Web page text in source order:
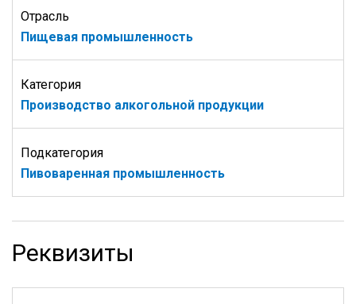
Отрасль
Пищевая промышленность
Категория
Производство алкогольной продукции
Подкатегория
Пивоваренная промышленность
Реквизиты